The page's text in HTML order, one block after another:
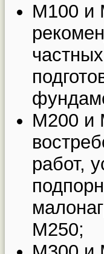
М100 и
М200 и
работ,
М250;